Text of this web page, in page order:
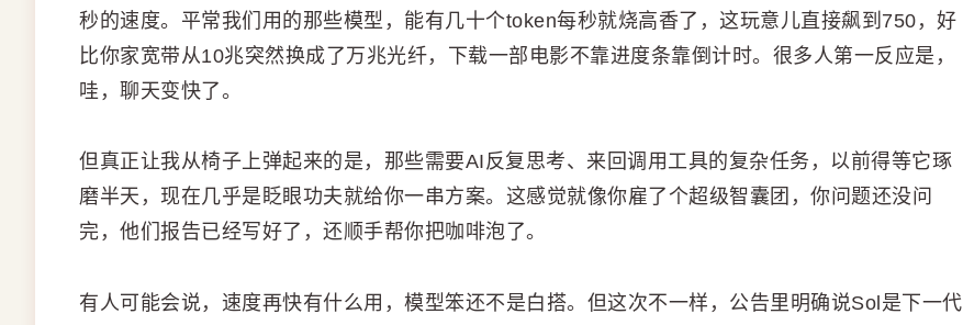
秒的速度。平常我们用的那些模型，能有几十个token每秒就烧高香了，这玩意儿直接飙到750，好
比你家宽带从10兆突然换成了万兆光纤，下载一部电影不靠进度条靠倒计时。很多人第一反应是，
哇，聊天变快了。
但真正让我从椅子上弹起来的是，那些需要AI反复思考、来回调用工具的复杂任务，以前得等它琢
磨半天，现在几乎是眨眼功夫就给你一串方案。这感觉就像你雇了个超级智囊团，你问题还没问
完，他们报告已经写好了，还顺手帮你把咖啡泡了。
有人可能会说，速度再快有什么用，模型笨还不是白搭。但这次不一样，公告里明确说Sol是下一代